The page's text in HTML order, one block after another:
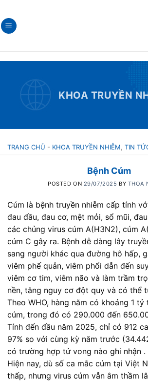
to
content
KHOA TRUYỀN
TRANG CHỦ - KHOA TRUYỀN NHIỄM TIN
Bệnh Cúm
POSTED ON 29/07/2025 BY THOA
Cúm là bệnh truyền nhiễm cấp tính
đau đầu, đau cơ, mệt mỏi, sổ mũi,
các chủng virus cúm A(H3N2), cúm
cúm C gây ra. Bệnh dễ dàng lây
sang người khác qua đường hô hấp,
viêm phế quản, viêm phổi dẫn đến
viêm cơ tim, viêm não và làm trầm
nền, tăng nguy cơ đột quy và có thể
Theo WHO, hàng năm có khoảng 1
cúm, trong đó có 290.000 đến
Tính đến đầu năm 2025, chỉ có 912
97% so với cùng kỳ năm trước
có trường hợp tử vong nào ghi nhận .
Hiện nay, dù số ca mắc cúm tại Việt
thấp, nhưng virus cúm vẫn âm thầm